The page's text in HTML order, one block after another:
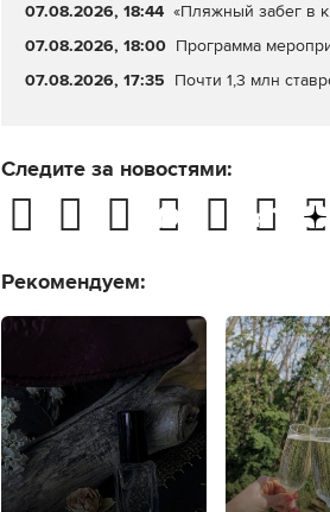
07.08.2026, 18:44 «Пляжный забег в
07.08.2026, 18:00 Программа
07.08.2026, 17:35 Почти 1,3 млн
Следите за новостями:
Рекомендуем: